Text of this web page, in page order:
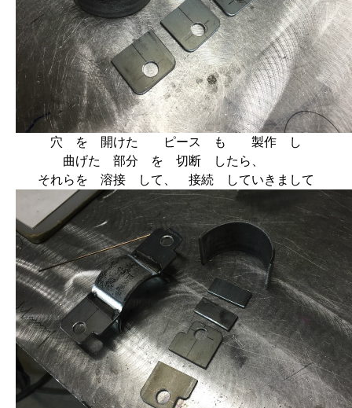
穴 を 開けた ピース も 製作 し
曲げた 部分 を 切断 したら、
それらを 溶接 して、 接続 していきまして